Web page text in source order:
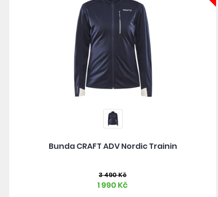
Bunda CRAFT ADV Nordic Trainin
3 490 Kč
1 990 Kč